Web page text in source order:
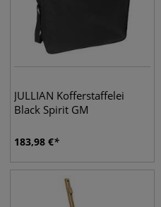
JULLIAN Kofferstaffelei
Black Spirit GM
183,98 €